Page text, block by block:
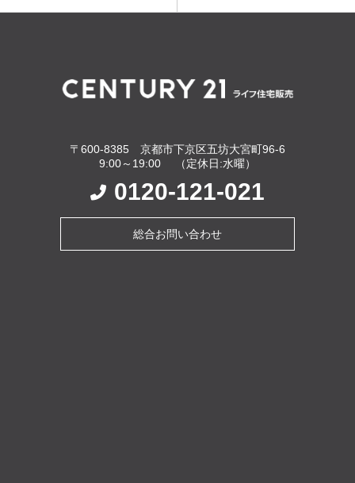
〒600-8385 京都市下京区五坊大宮町96-6
9:00～19:00 （定休日:水曜）
0120-121-021
総合お問い合わせ